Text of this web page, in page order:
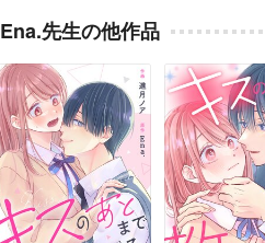
Ena.先生の他作品